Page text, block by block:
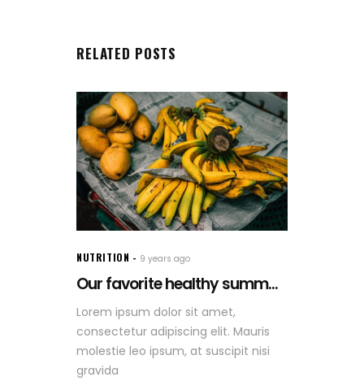
RELATED POSTS
NUTRITION 9 years ago
Our favorite healthy summ...
Lorem ipsum dolor sit amet,
consectetur adipiscing elit. Mauris
molestie leo ipsum, at suscipit nisi
gravida